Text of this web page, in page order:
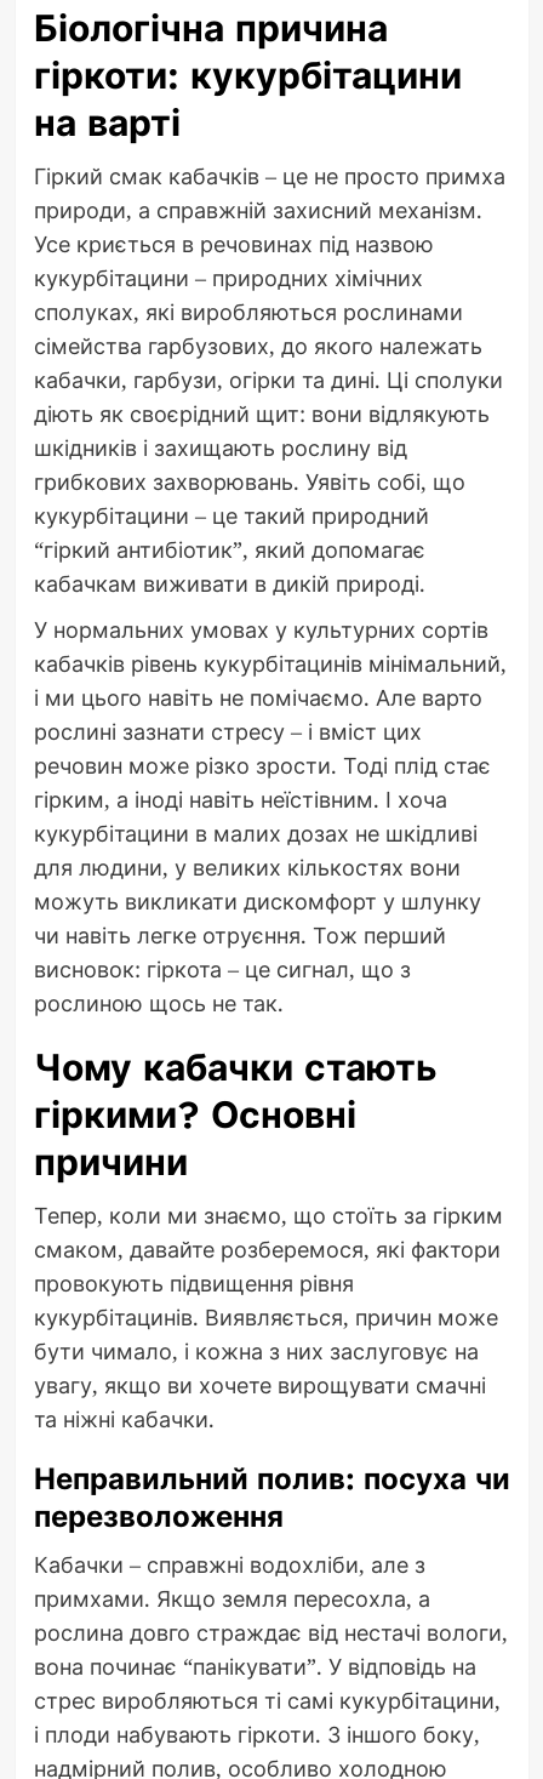
Біологічна причина
гіркоти: кукурбітацини
на варті
Гіркий смак кабачків – це не просто примха
природи, а справжній захисний механізм.
Усе криється в речовинах під назвою
кукурбітацини – природних хімічних
сполуках, які виробляються рослинами
сімейства гарбузових, до якого належать
кабачки, гарбузи, огірки та дині. Ці сполуки
діють як своєрідний щит: вони відлякують
шкідників і захищають рослину від
грибкових захворювань. Уявіть собі, що
кукурбітацини – це такий природний
“гіркий антибіотик”, який допомагає
кабачкам виживати в дикій природі.
У нормальних умовах у культурних сортів
кабачків рівень кукурбітацинів мінімальний,
і ми цього навіть не помічаємо. Але варто
рослині зазнати стресу – і вміст цих
речовин може різко зрости. Тоді плід стає
гірким, а іноді навіть неїстівним. І хоча
кукурбітацини в малих дозах не шкідливі
для людини, у великих кількостях вони
можуть викликати дискомфорт у шлунку
чи навіть легке отруєння. Тож перший
висновок: гіркота – це сигнал, що з
рослиною щось не так.
Чому кабачки стають
гіркими? Основні
причини
Тепер, коли ми знаємо, що стоїть за гірким
смаком, давайте розберемося, які фактори
провокують підвищення рівня
кукурбітацинів. Виявляється, причин може
бути чимало, і кожна з них заслуговує на
увагу, якщо ви хочете вирощувати смачні
та ніжні кабачки.
Неправильний полив: посуха чи
перезволоження
Кабачки – справжні водохліби, але з
примхами. Якщо земля пересохла, а
рослина довго страждає від нестачі вологи,
вона починає “панікувати”. У відповідь на
стрес виробляються ті самі кукурбітацини,
і плоди набувають гіркоти. З іншого боку,
надмірний полив, особливо холодною